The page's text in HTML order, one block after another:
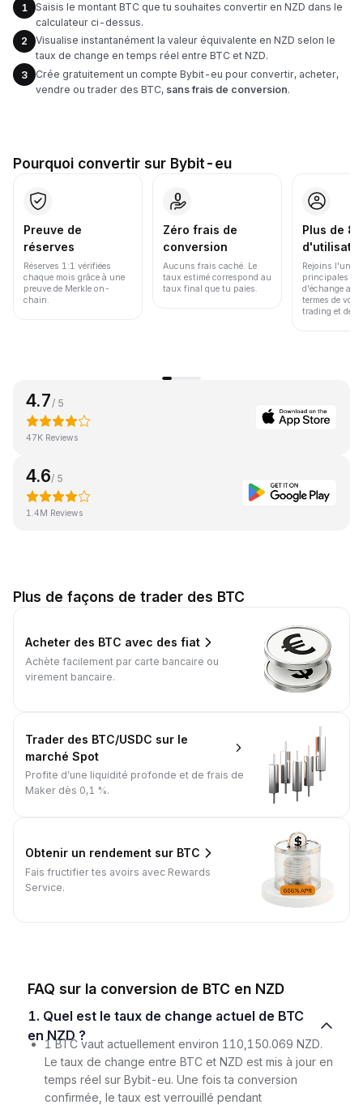
1
Saisis le montant BTC que tu souhaites convertir en NZD dans le
calculateur ci-dessus.
2
Visualise instantanément la valeur équivalente en NZD selon le
taux de change en temps réel entre BTC et NZD.
3
Crée gratuitement un compte Bybit-eu pour convertir, acheter,
vendre ou trader des BTC, sans frais de conversion.
Pourquoi convertir sur Bybit-eu
Preuve de
réserves
Réserves 1:1 vérifiées
chaque mois grâce à une
preuve de Merkle on-
chain.
Zéro frais de
conversion
Aucuns frais caché. Le
taux estimé correspond au
taux final que tu paies.
Plus de
Rejoins l'une
principales
d'échange au
termes de
trading et de
4.7 / 5
47K Reviews
4.6/ 5
1.4M Reviews
Plus de façons de trader des BTC
Acheter des BTC avec des fiat
Achète facilement par carte bancaire ou
virement bancaire.
Trader des BTC/USDC sur le
marché Spot
Profite d’une liquidité profonde et de frais de
Maker dès 0,1 %.
Obtenir un rendement sur BTC
Fais fructifier tes avoirs avec Rewards
Service.
FAQ sur la conversion de BTC en NZD
1. Quel est le taux de change actuel de BTC
en NZD ?
1 BTC vaut actuellement environ 110,150.069 NZD.
Le taux de change entre BTC et NZD est mis à jour en
temps réel sur Bybit-eu. Une fois ta conversion
confirmée, le taux est verrouillé pendant